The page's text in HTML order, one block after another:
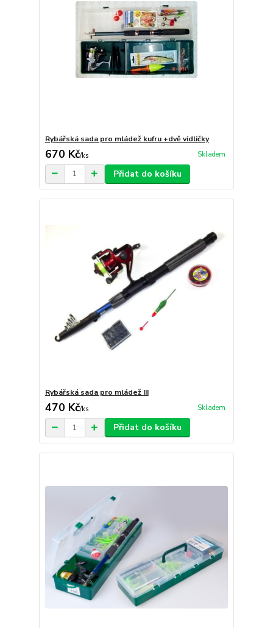
Rybářská sada pro mládež kufru +dvě vidličky
670 Kč/ks Skladem
Přidat do košíku
Rybářská sada pro mládež III
470 Kč/ks Skladem
Přidat do košíku